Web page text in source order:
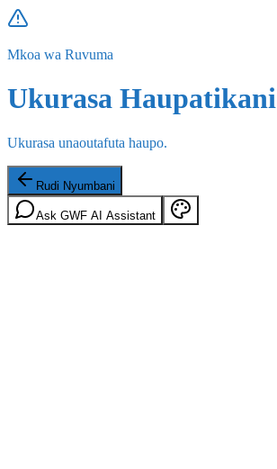
Mkoa wa Ruvuma
Ukurasa Haupatikani
Ukurasa unaoutafuta haupo.
Rudi Nyumbani
Ask GWF AI Assistant